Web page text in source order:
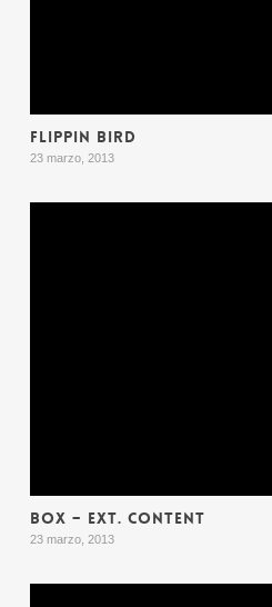
FLIPPIN BIRD
23 marzo, 2013
BOX – EXT. CONTENT
23 marzo, 2013